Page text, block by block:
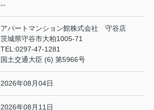
--
アパートマンション館株式会社 守谷店
茨城県守谷市大柏1005-71
TEL:0297-47-1281
国土交通大臣 (6) 第5966号
2026年08月04日
2026年08月11日